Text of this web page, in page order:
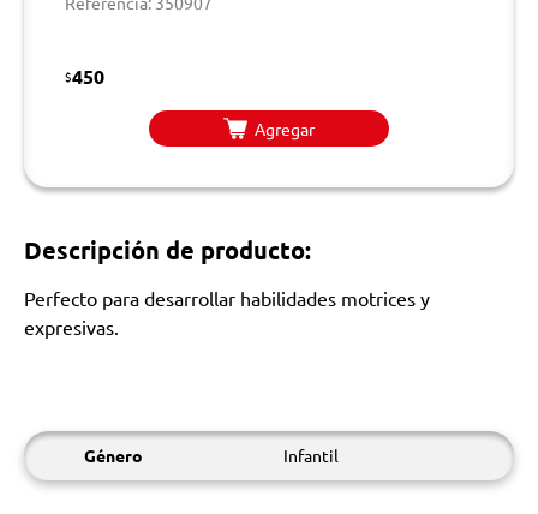
$450
Agregar
Descripción de producto:
Perfecto para desarrollar habilidades motrices y
expresivas.
Género Infantil